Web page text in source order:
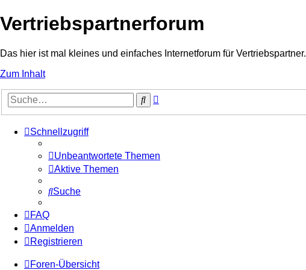
Vertriebspartnerforum
Das hier ist mal kleines und einfaches Internetforum für Vertriebspartner.
Zum Inhalt
Suche
Schnellzugriff
Unbeantwortete Themen
Aktive Themen
Suche
FAQ
Anmelden
Registrieren
Foren-Übersicht